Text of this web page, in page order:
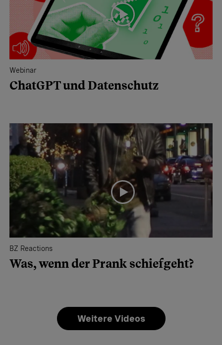
Webinar
ChatGPT und Datenschutz
BZ Reactions
Was, wenn der Prank schiefgeht?
Weitere Videos